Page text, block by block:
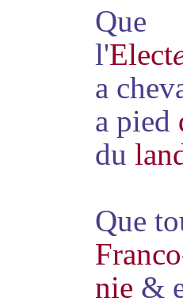
Que
l'Elect
a
a pied
du
Que
Franco
nie &